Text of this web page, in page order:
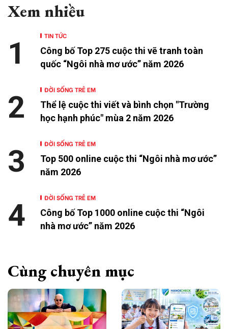
Xem nhiều
TIN TỨC
Công bố Top 275 cuộc thi vẽ tranh toàn
quốc “Ngôi nhà mơ ước” năm 2026
1
ĐỜI SỐNG TRẺ EM
Thể lệ cuộc thi viết và bình chọn "Trường
học hạnh phúc" mùa 2 năm 2026
2
ĐỜI SỐNG TRẺ EM
Top 500 online cuộc thi “Ngôi nhà mơ ước”
năm 2026
3
ĐỜI SỐNG TRẺ EM
Công bố Top 1000 online cuộc thi “Ngôi
nhà mơ ước” năm 2026
4
Cùng chuyên mục